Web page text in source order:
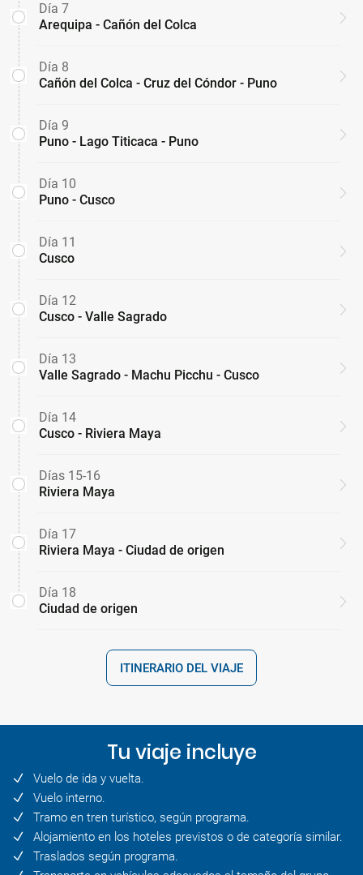
Día 7
Arequipa - Cañón del Colca
Día 8
Cañón del Colca - Cruz del Cóndor - Puno
Día 9
Puno - Lago Titicaca - Puno
Día 10
Puno - Cusco
Día 11
Cusco
Día 12
Cusco - Valle Sagrado
Día 13
Valle Sagrado - Machu Picchu - Cusco
Día 14
Cusco - Riviera Maya
Días 15-16
Riviera Maya
Día 17
Riviera Maya - Ciudad de origen
Día 18
Ciudad de origen
ITINERARIO DEL VIAJE
Tu viaje incluye
Vuelo de ida y vuelta.
Vuelo interno.
Tramo en tren turístico, según programa.
Alojamiento en los hoteles previstos o de categoría similar.
Traslados según programa.